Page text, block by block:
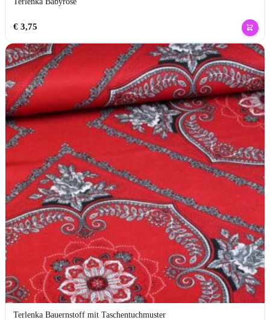
€3,75
Terlenka Bauernstoff mit Taschentuchmuster